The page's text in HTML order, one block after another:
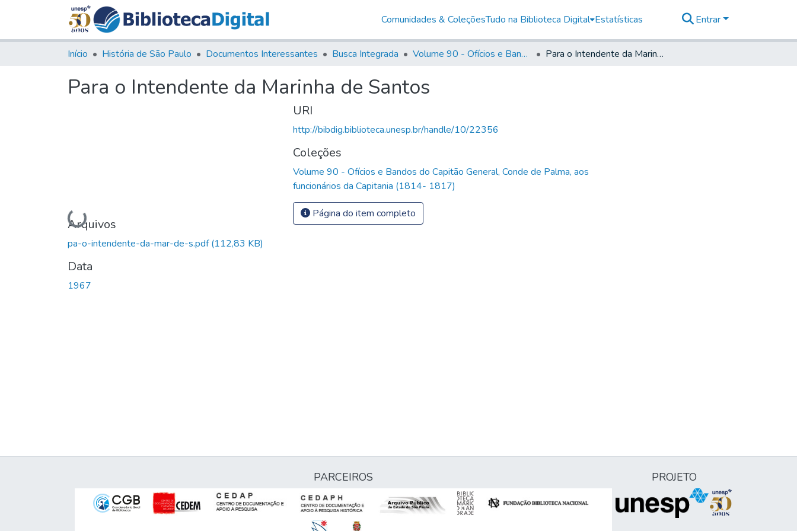
Comunidades & ColeçõesTudo na Biblioteca Digital Estatísticas Entrar
Início História de São Paulo Documentos Interessantes Busca Integrada Volume 90 - Ofícios e Bandos do Capitão General, Conde de Palma, aos funcionários da Capitania (1814- 1817) Para o Intendente da Marinha de Santos
Para o Intendente da Marinha de Santos
Carregando...
Arquivos
pa-o-intendente-da-mar-de-s.pdf(112,83 KB)
Data
1967
URI
http://bibdig.biblioteca.unesp.br/handle/10/22356
Coleções
Volume 90 - Ofícios e Bandos do Capitão General, Conde de Palma, aos
funcionários da Capitania (1814- 1817)
Página do item completo
PARCEIROS PROJETO